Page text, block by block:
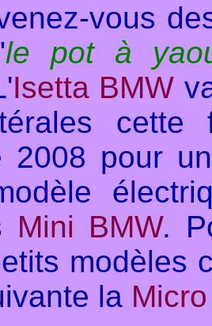
vous
le pot à
Isetta BMW
2008 pour
Mini BMW.
modèles
la Micro